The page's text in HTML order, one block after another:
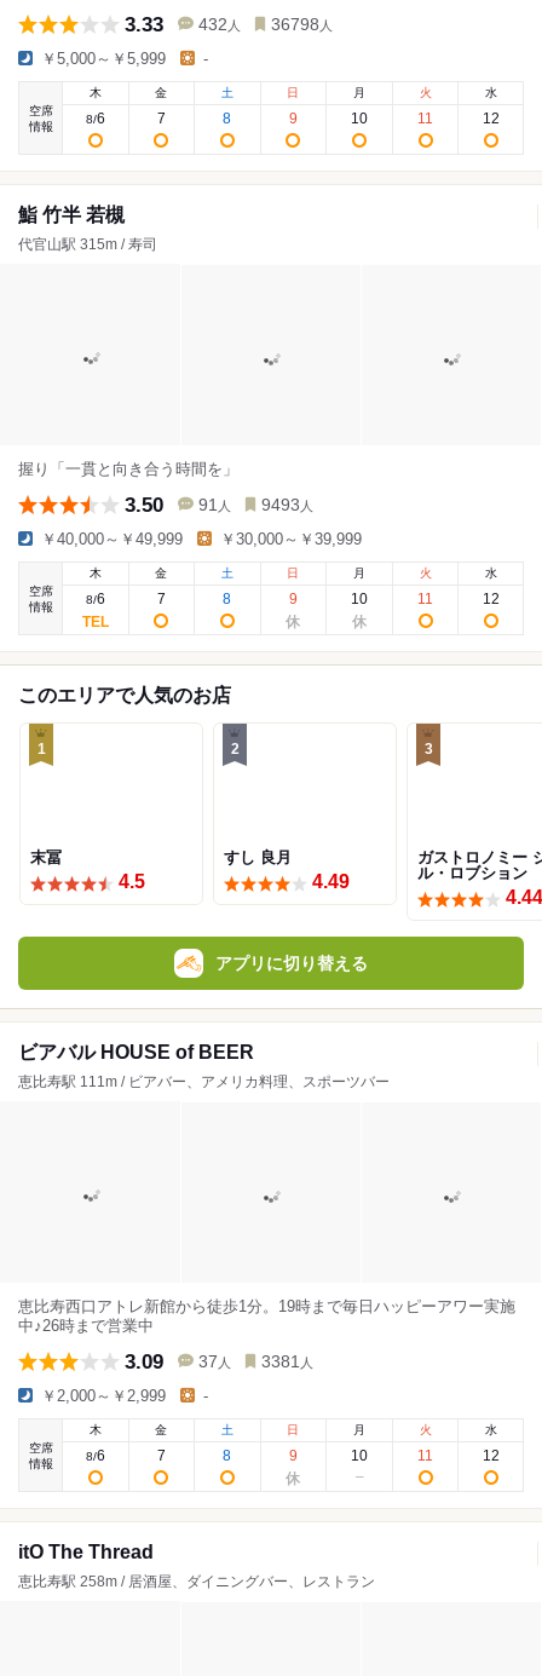
3.33 432 人 36798 人
￥5,000～￥5,999 -
空席
情報
木
8/6
金
7
土
8
日
9
月
10
火
11
水
12
鮨 竹半 若槻
代官山駅 315m / 寿司
握り「一貫と向き合う時間を」
3.50 91 人 9493 人
￥40,000～￥49,999 ￥30,000～￥39,999
空席
情報
木
8/6
金
7
土
8
日
9
月
10
火
11
水
12
このエリアで人気のお店
1
末冨
4.5
2
すし 良月
4.49
3
ガストロノミー
ル・ロブション
4.44
アプリに切り替える
ビアバル HOUSE of BEER
恵比寿駅 111m / ビアバー、アメリカ料理、スポーツバー
恵比寿西口アトレ新館から徒歩1分。19時まで毎日ハッピーアワー実施
中♪26時まで営業中
3.09 37 人 3381 人
￥2,000～￥2,999 -
空席
情報
木
8/6
金
7
土
8
日
9
月
10
火
11
水
12
itO The Thread
恵比寿駅 258m / 居酒屋、ダイニングバー、レストラン